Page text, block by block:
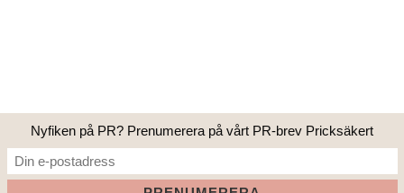
Nyfiken på PR? Prenumerera på vårt PR-brev Pricksäkert